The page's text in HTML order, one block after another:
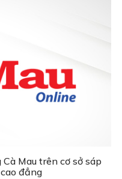
Mau trên cơ sở sáp
đẳng